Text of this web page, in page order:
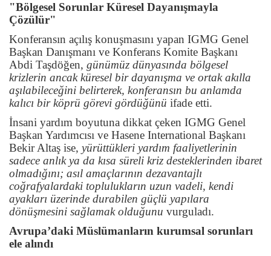
"Bölgesel Sorunlar Küresel Dayanışmayla
Çözülür"
Konferansın açılış konuşmasını yapan IGMG Genel
Başkan Danışmanı ve Konferans Komite Başkanı
Abdi Taşdöğen, günümüz dünyasında bölgesel
krizlerin ancak küresel bir dayanışma ve ortak akılla
aşılabileceğini belirterek, konferansın bu anlamda
kalıcı bir köprü görevi gördüğünü ifade etti.
İnsani yardım boyutuna dikkat çeken IGMG Genel
Başkan Yardımcısı ve Hasene International Başkanı
Bekir Altaş ise, yürüttükleri yardım faaliyetlerinin
sadece anlık ya da kısa süreli kriz desteklerinden ibaret
olmadığını; asıl amaçlarının dezavantajlı
coğrafyalardaki toplulukların uzun vadeli, kendi
ayakları üzerinde durabilen güçlü yapılara
dönüşmesini sağlamak olduğunu vurguladı.
Avrupa’daki Müslümanların kurumsal sorunları
ele alındı